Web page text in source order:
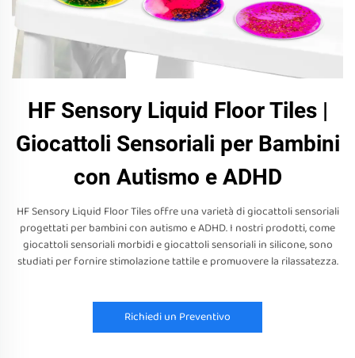
HF Sensory Liquid Floor Tiles |
Giocattoli Sensoriali per Bambini
con Autismo e ADHD
HF Sensory Liquid Floor Tiles offre una varietà di giocattoli sensoriali
progettati per bambini con autismo e ADHD. I nostri prodotti, come
giocattoli sensoriali morbidi e giocattoli sensoriali in silicone, sono
studiati per fornire stimolazione tattile e promuovere la rilassatezza.
Richiedi un Preventivo